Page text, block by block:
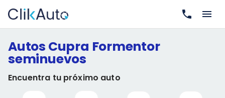
Autos Cupra Formentor
seminuevos
Encuentra tu próximo auto